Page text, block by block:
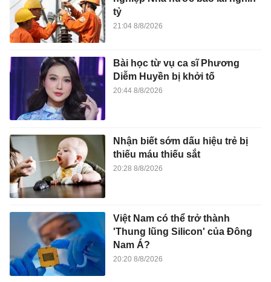
tỷ
21:04 8/8/2026
Bài học từ vụ ca sĩ Phương
Diễm Huyền bị khởi tố
20:44 8/8/2026
Nhận biết sớm dấu hiệu trẻ bị
thiếu máu thiếu sắt
20:28 8/8/2026
Việt Nam có thể trở thành
'Thung lũng Silicon' của Đông
Nam Á?
20:20 8/8/2026